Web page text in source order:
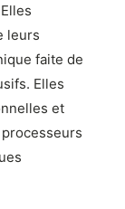
leurs
faite de
Elles
et